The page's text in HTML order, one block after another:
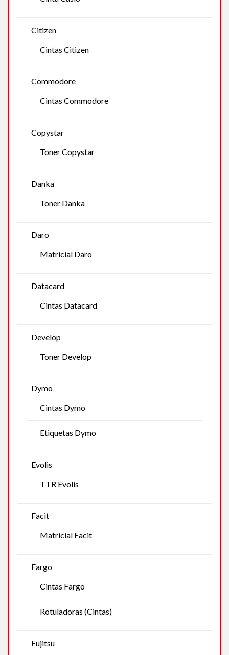
Citizen
Cintas Citizen
Commodore
Cintas Commodore
Copystar
Toner Copystar
Danka
Toner Danka
Daro
Matricial Daro
Datacard
Cintas Datacard
Develop
Toner Develop
Dymo
Cintas Dymo
Etiquetas Dymo
Evolis
TTR Evolis
Facit
Matricial Facit
Fargo
Cintas Fargo
Rotuladoras (Cintas)
Fujitsu